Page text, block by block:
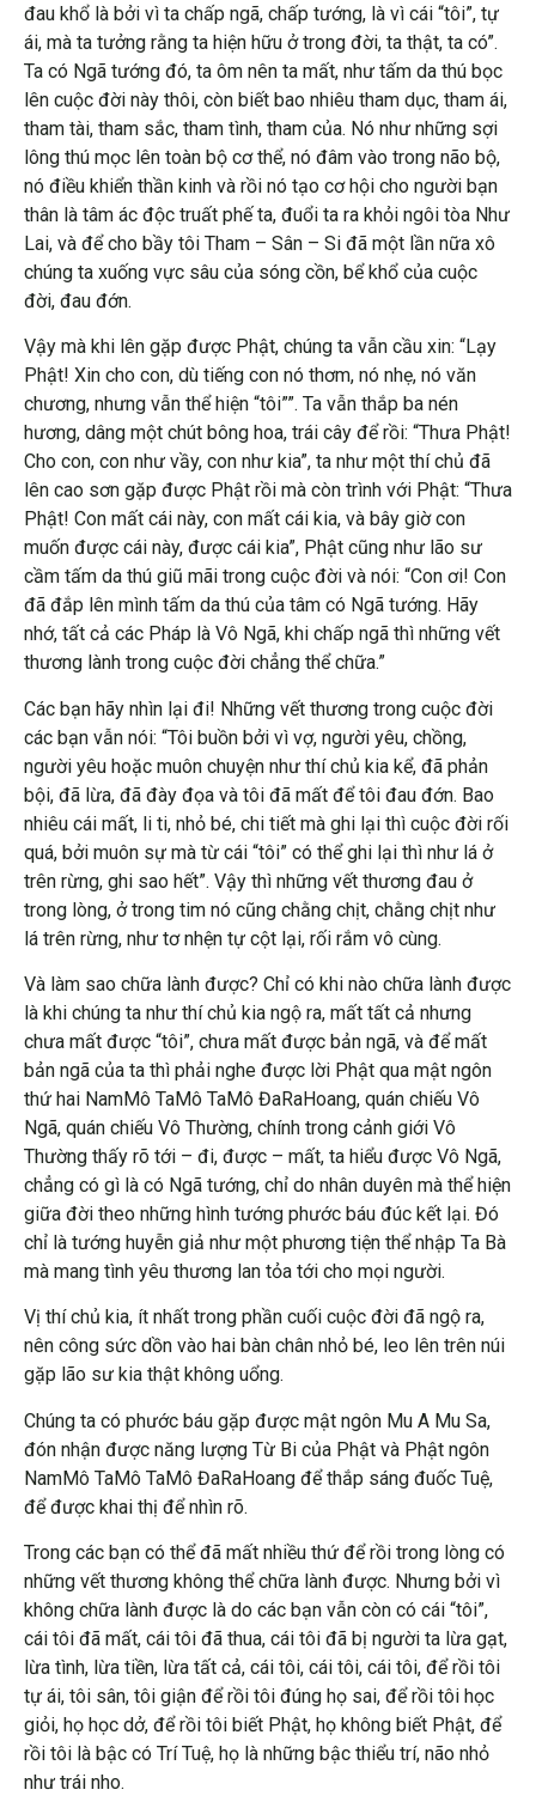
đau khổ là bởi vì ta chấp ngã, chấp tướng, là vì cái “tôi”, tự
ái, mà ta tưởng rằng ta hiện hữu ở trong đời, ta thật, ta có”.
Ta có Ngã tướng đó, ta ôm nên ta mất, như tấm da thú bọc
lên cuộc đời này thôi, còn biết bao nhiêu tham dục, tham ái,
tham tài, tham sắc, tham tình, tham của. Nó như những sợi
lông thú mọc lên toàn bộ cơ thể, nó đâm vào trong não bộ,
nó điều khiển thần kinh và rồi nó tạo cơ hội cho người bạn
thân là tâm ác độc truất phế ta, đuổi ta ra khỏi ngôi tòa Như
Lai, và để cho bầy tôi Tham – Sân – Si đã một lần nữa xô
chúng ta xuống vực sâu của sóng cồn, bể khổ của cuộc
đời, đau đớn.
Vậy mà khi lên gặp được Phật, chúng ta vẫn cầu xin: “Lạy
Phật! Xin cho con, dù tiếng con nó thơm, nó nhẹ, nó văn
chương, nhưng vẫn thể hiện “tôi””. Ta vẫn thắp ba nén
hương, dâng một chút bông hoa, trái cây để rồi: “Thưa Phật!
Cho con, con như vầy, con như kia”, ta như một thí chủ đã
lên cao sơn gặp được Phật rồi mà còn trình với Phật: “Thưa
Phật! Con mất cái này, con mất cái kia, và bây giờ con
muốn được cái này, được cái kia”, Phật cũng như lão sư
cầm tấm da thú giũ mãi trong cuộc đời và nói: “Con ơi! Con
đã đắp lên mình tấm da thú của tâm có Ngã tướng. Hãy
nhớ, tất cả các Pháp là Vô Ngã, khi chấp ngã thì những vết
thương lành trong cuộc đời chẳng thể chữa.”
Các bạn hãy nhìn lại đi! Những vết thương trong cuộc đời
các bạn vẫn nói: “Tôi buồn bởi vì vợ, người yêu, chồng,
người yêu hoặc muôn chuyện như thí chủ kia kể, đã phản
bội, đã lừa, đã đày đọa và tôi đã mất để tôi đau đớn. Bao
nhiêu cái mất, li ti, nhỏ bé, chi tiết mà ghi lại thì cuộc đời rối
quá, bởi muôn sự mà từ cái “tôi” có thể ghi lại thì như lá ở
trên rừng, ghi sao hết”. Vậy thì những vết thương đau ở
trong lòng, ở trong tim nó cũng chằng chịt, chằng chịt như
lá trên rừng, như tơ nhện tự cột lại, rối rắm vô cùng.
Và làm sao chữa lành được? Chỉ có khi nào chữa lành được
là khi chúng ta như thí chủ kia ngộ ra, mất tất cả nhưng
chưa mất được “tôi”, chưa mất được bản ngã, và để mất
bản ngã của ta thì phải nghe được lời Phật qua mật ngôn
thứ hai NamMô TaMô TaMô ĐaRaHoang, quán chiếu Vô
Ngã, quán chiếu Vô Thường, chính trong cảnh giới Vô
Thường thấy rõ tới – đi, được – mất, ta hiểu được Vô Ngã,
chẳng có gì là có Ngã tướng, chỉ do nhân duyên mà thể hiện
giữa đời theo những hình tướng phước báu đúc kết lại. Đó
chỉ là tướng huyễn giả như một phương tiện thể nhập Ta Bà
mà mang tình yêu thương lan tỏa tới cho mọi người.
Vị thí chủ kia, ít nhất trong phần cuối cuộc đời đã ngộ ra,
nên công sức dồn vào hai bàn chân nhỏ bé, leo lên trên núi
gặp lão sư kia thật không uổng.
Chúng ta có phước báu gặp được mật ngôn Mu A Mu Sa,
đón nhận được năng lượng Từ Bi của Phật và Phật ngôn
NamMô TaMô TaMô ĐaRaHoang để thắp sáng đuốc Tuệ,
để được khai thị để nhìn rõ.
Trong các bạn có thể đã mất nhiều thứ để rồi trong lòng có
những vết thương không thể chữa lành được. Nhưng bởi vì
không chữa lành được là do các bạn vẫn còn có cái “tôi”,
cái tôi đã mất, cái tôi đã thua, cái tôi đã bị người ta lừa gạt,
lừa tình, lừa tiền, lừa tất cả, cái tôi, cái tôi, cái tôi, để rồi tôi
tự ái, tôi sân, tôi giận để rồi tôi đúng họ sai, để rồi tôi học
giỏi, họ học dở, để rồi tôi biết Phật, họ không biết Phật, để
rồi tôi là bậc có Trí Tuệ, họ là những bậc thiểu trí, não nhỏ
như trái nho.